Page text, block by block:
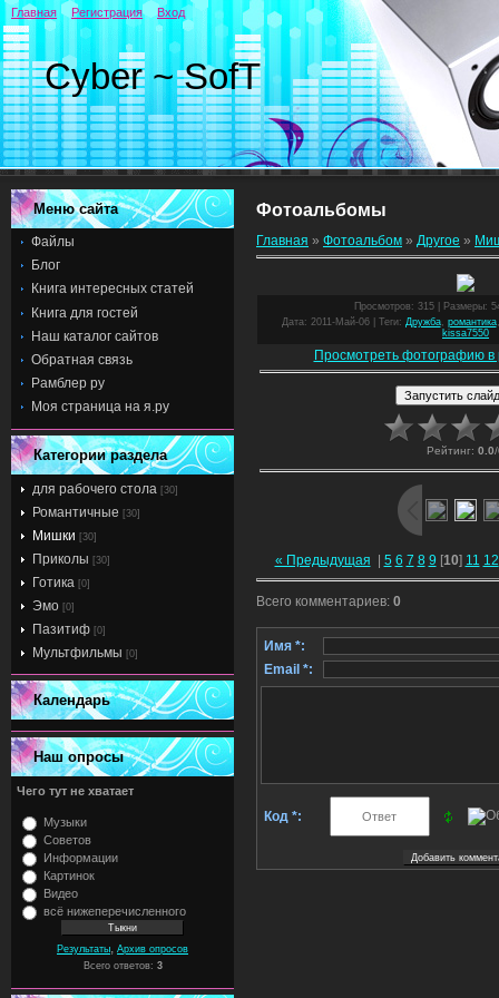
Cyber ~ SofT
Главная Регистрация Вход
Меню сайта
Файлы
Блог
Книга интересных статей
Книга для гостей
Наш каталог сайтов
Обратная связь
Рамблер ру
Моя страница на я.ру
Категории раздела
для рабочего стола [30]
Романтичные [30]
Мишки [30]
Приколы [30]
Готика [0]
Эмо [0]
Пазитиф [0]
Мультфильмы [0]
Календарь
Наш опросы
Чего тут не хватает
Музыки
Советов
Информации
Картинок
Видео
всё нижеперечисленного
Результаты Архив опросов
Всего ответов: 3
Фотоальбомы
Главная » Фотоальбом » Другое »
Просмотров: 315 | Размеры:
Дата: 2011-Май-06 | Теги: Дружба, романтика
kissa7550
Просмотреть фотографию в
Рейтинг: 0.0/
« Предыдущая | 5 6 7 8 9 [10] 11 12
Всего комментариев: 0
Имя *:
Email *:
Код *: